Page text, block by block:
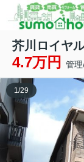
芥川ロイヤ
4.7万円 管
1/29